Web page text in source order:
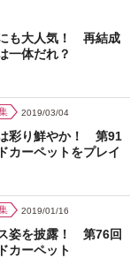
も大人気！ 再結成
一体だれ？
2019/03/04
彩り鮮やか！ 第91
カーペットをプレイ
2019/01/16
姿を披露！ 第76回
カーペット